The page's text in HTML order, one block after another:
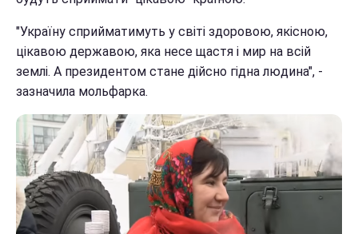
"Україну сприйматимуть у світі здоровою, якісною,
цікавою державою, яка несе щастя і мир на всій
землі. А президентом стане дійсно гідна людина", -
зазначила мольфарка.